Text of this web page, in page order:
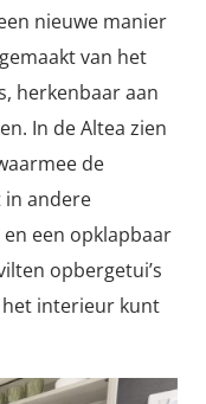
nieuwe manier
van het
herkenbaar aan
In de Altea zien
de
in andere
een opklapbaar
opbergetui’s
het interieur kunt